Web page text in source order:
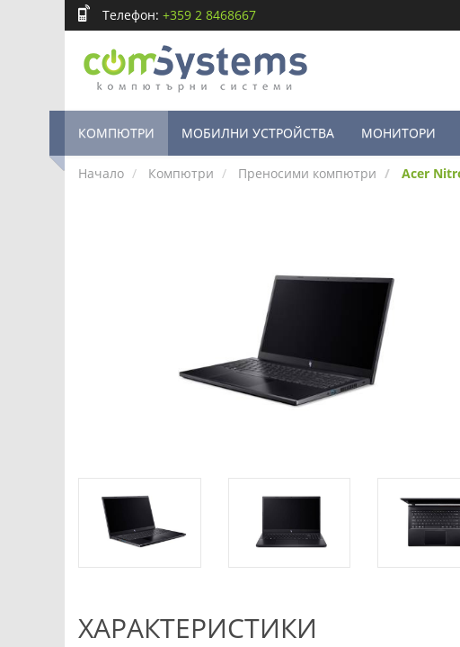
Телефон: +359 2 8468667
КОМПЮТРИ МОБИЛНИ УСТРОЙСТВА МОНИТОРИ
Начало Компютри Преносими компютри Acer
ХАРАКТЕРИСТИКИ